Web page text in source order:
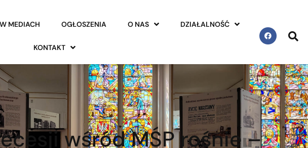
MEDIACH OGŁOSZENIA O NAS DZIAŁALNOŚĆ
KONTAKT
wśród MŚP rośnie –